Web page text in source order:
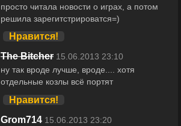
просто читала новости о играх, а потом
решила зарегитстрироватся=)
Нравится!
The Bitcher 15.06.2013 23:10
ну так вроде лучше, вроде.... хотя
отдельные козлы всё портят
Нравится!
Grom714 15.06.2013 23:20